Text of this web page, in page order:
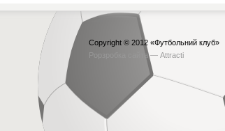
Copyright © 2012 «Футбольний клуб»
Рорзробка сайта — Attracti